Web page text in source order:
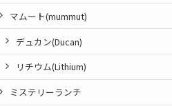
マムート(mummut)
デュカン(Ducan)
リチウム(Lithium)
ミステリーランチ